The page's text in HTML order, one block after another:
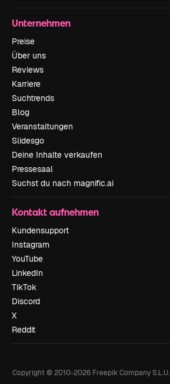
Unternehmen
Preise
Über uns
Reviews
Karriere
Suchtrends
Blog
Veranstaltungen
Slidesgo
Deine Inhalte verkaufen
Pressesaal
Suchst du nach magnific.ai
Kontakt aufnehmen
Kundensupport
Instagram
YouTube
LinkedIn
TikTok
Discord
X
Reddit
Copyright © 2010-2026Freepik Company S.L.U.